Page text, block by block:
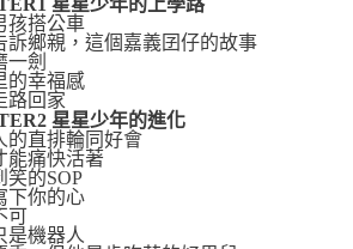
星星少年的上學路
孩搭公車
訴鄉親，這個嘉義囝仔的故事
一劍
的幸福感
路回家
星星少年的進化
的直排輪同好會
能痛快活著
笑的SOP
下你的心
可
是機器人